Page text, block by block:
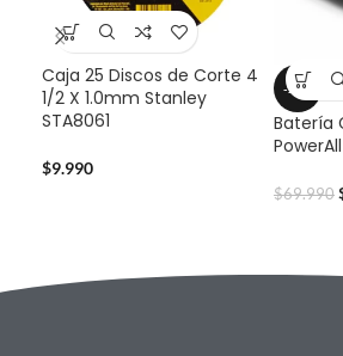
Caja 25 Discos de Corte 4
1/2 X 1.0mm Stanley
STA8061
$9.990
-29%
Batería
$69.990